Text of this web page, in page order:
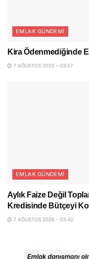
EMLAK GÜNDEMI
Kira Ödenmediğinde
7 AĞUSTOS 2026 - 03:57
EMLAK GÜNDEMI
Aylık Faize Değil
Kredisinde Bütçeyi
7 AĞUSTOS 2026 - 03:42